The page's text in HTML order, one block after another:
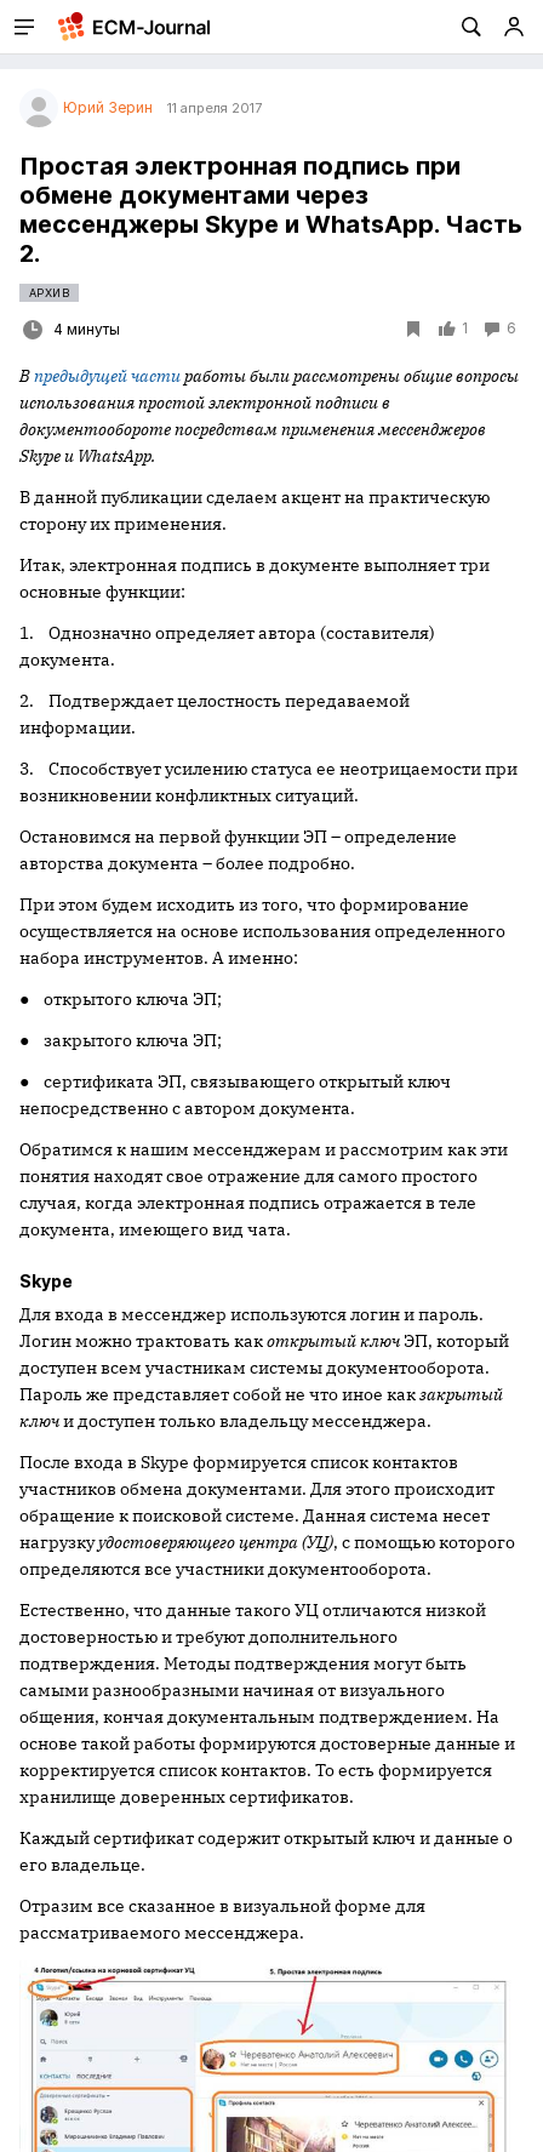
Юрий Зерин 11 апреля 2017
Простая электронная подпись при
обмене документами через
мессенджеры Skype и WhatsApp. Часть
2.
АРХИВ
4 минуты 1 6
Впредыдущей частиработы были рассмотрены общие вопросы
использования простой электронной подписи в
документообороте посредствам применения мессенджеров
Skypeи WhatsApp.
В данной публикации сделаем акцент на практическую
сторону их применения.
Итак, электронная подпись в документе выполняет три
основные функции:
1. Однозначно определяет автора (составителя)
документа.
2. Подтверждает целостность передаваемой
информации.
3. Способствует усилению статуса ее неотрицаемости при
возникновении конфликтных ситуаций.
Остановимся на первой функции ЭП – определение
авторства документа – более подробно.
При этом будем исходить из того, что формирование
осуществляется на основе использования определенного
набора инструментов. А именно:
● открытого ключа ЭП;
● закрытого ключа ЭП;
● сертификата ЭП, связывающего открытый ключ
непосредственно с автором документа.
Обратимся к нашим мессенджерам и рассмотрим как эти
понятия находят свое отражение для самого простого
случая, когда электронная подпись отражается в теле
документа, имеющего вид чата.
Skype
Для входа в мессенджер используются логин и пароль.
Логин можно трактовать какоткрытый ключ ЭП, который
доступен всем участникам системы документооборота.
Пароль же представляет собой не что иное какзакрытый
ключи доступен только владельцу мессенджера.
После входа в Skype формируется список контактов
участников обмена документами. Для этого происходит
обращение к поисковой системе. Данная система несет
нагрузкуудостоверяющего центра (УЦ), с помощью которого
определяются все участники документооборота.
Естественно, что данные такого УЦ отличаются низкой
достоверностью и требуют дополнительного
подтверждения. Методы подтверждения могут быть
самыми разнообразными начиная от визуального
общения, кончая документальным подтверждением. На
основе такой работы формируются достоверные данные и
корректируется список контактов. То есть формируется
хранилище доверенных сертификатов.
Каждый сертификат содержит открытый ключ и данные о
его владельце.
Отразим все сказанное в визуальной форме для
рассматриваемого мессенджера.